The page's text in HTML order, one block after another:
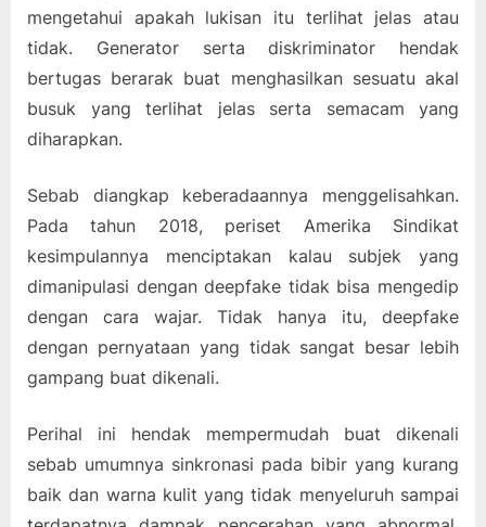
mengetahui apakah lukisan itu terlihat jelas atau
tidak. Generator serta diskriminator hendak
bertugas berarak buat menghasilkan sesuatu akal
busuk yang terlihat jelas serta semacam yang
diharapkan.
Sebab diangkap keberadaannya menggelisahkan.
Pada tahun 2018, periset Amerika Sindikat
kesimpulannya menciptakan kalau subjek yang
dimanipulasi dengan deepfake tidak bisa mengedip
dengan cara wajar. Tidak hanya itu, deepfake
dengan pernyataan yang tidak sangat besar lebih
gampang buat dikenali.
Perihal ini hendak mempermudah buat dikenali
sebab umumnya sinkronasi pada bibir yang kurang
baik dan warna kulit yang tidak menyeluruh sampai